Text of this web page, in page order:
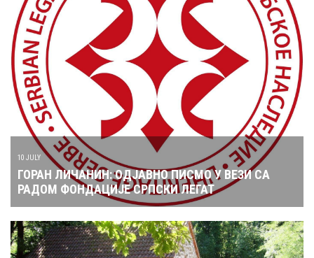
10 JULY
ГОРАН ЛИЧАНИН: ОДЈАВНО ПИСМО У ВЕЗИ СА
РАДОМ ФОНДАЦИЈЕ СРПСКИ ЛЕГАТ